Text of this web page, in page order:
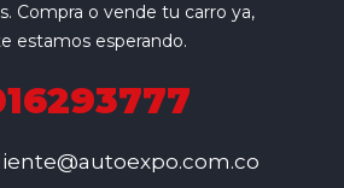
Compra o vende tu carro ya,
estamos esperando.